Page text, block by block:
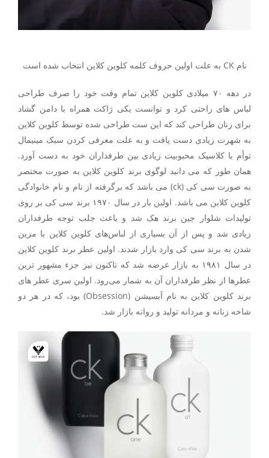
نام CK به علت اولین حروف کلمه کلوین کلاین انتخاب شده است
در دهه ۷۰ میلادی کلوین کلاین تمام وقت خود را صرف طراحی
لباس های راحتی کرد و توانست یکی ژاکت همراه با دامن گشاد
برای زنان طراحی کند که این ست طراحی شده توسط کلوین کلاین
به شهرت زیادی دست یافت و به علت معرفی کردن سبک مینیمال
توأم با کلاسیک محبوبیت زیادی بین طرفداران خود به دست آورد.
همان طور که می دانید لوگوی برند کلوین کلاین به صورت مختصر
به صورت سی کی (ck) می باشد که برگرفته از نام و نام خانوادگی
کلوین کلاین می باشد. اولین بار در سال ۱۹۷۰ برند سی کی بر روی
تولیدات شلوار جین برند هک شد و باعث جلب توجه طرفداران
زیادی شد و پس از آن بسیاری از لباس‌های کلوین کلاین با مزین
شدن به برند سی کی وارد بازار شدند. اولین عطر برند کلوین کلاین
در سال ۱۹۸۱ به بازار عرضه شد که تاکنون نیز جزء مشهور ترین
عطرها از نظر طرفداران آن به شمار می‌رود. اولین سری عطر های
برند کلوین کلاین به نام آبسیشن (Obsession) بود، که در هر دو
شاخه زنانه و مردانه تولید و روانه بازار شد.